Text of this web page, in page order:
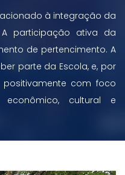
à integração da
participação ativa da
de pertencimento. A
parte da Escola, e, por
com foco
econômico, cultural e